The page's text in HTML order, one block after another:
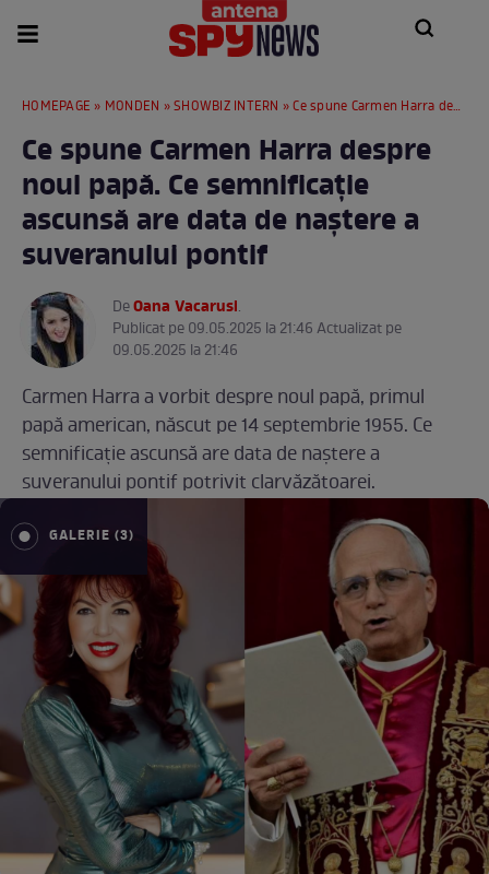
HOMEPAGE » MONDEN »SHOWBIZ INTERN » Ce spune Carmen Harra despre noul papă. Ce semnificație ascunsă are data de naștere a suveranului pontif
Ce spune Carmen Harra despre
noul papă. Ce semnificație
ascunsă are data de naștere a
suveranului pontif
DeOana Vacarusi.
Publicat pe 09.05.2025 la 21:46 Actualizat pe
09.05.2025 la 21:46
Carmen Harra a vorbit despre noul papă, primul
papă american, născut pe 14 septembrie 1955. Ce
semnificație ascunsă are data de naștere a
suveranului pontif potrivit clarvăzătoarei.
GALERIE (3)